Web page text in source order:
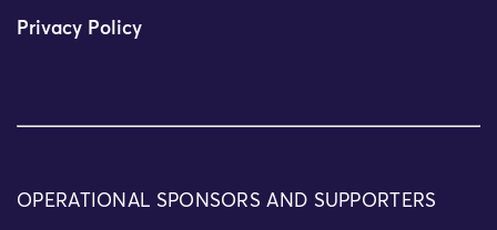
Privacy Policy
OPERATIONAL SPONSORS AND SUPPORTERS